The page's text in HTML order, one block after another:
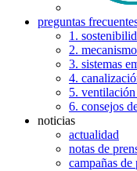
preguntas
1.
2.
3. sistemas
4.
5.
6. consejos
noticias
actualidad
notas de
campañas de